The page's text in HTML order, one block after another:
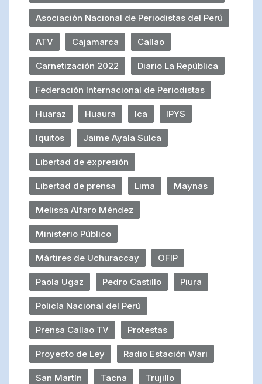
Asociación Nacional de Periodistas del Perú
ATV Cajamarca Callao
Carnetización 2022 Diario La República
Federación Internacional de Periodistas
Huaraz Huaura Ica IPYS
Iquitos Jaime Ayala Sulca
Libertad de expresión
Libertad de prensa Lima Maynas
Melissa Alfaro Méndez
Ministerio Público
Mártires de Uchuraccay OFIP
Paola Ugaz Pedro Castillo Piura
Policía Nacional del Perú
Prensa Callao TV Protestas
Proyecto de Ley Radio Estación Wari
San Martín Tacna Trujillo